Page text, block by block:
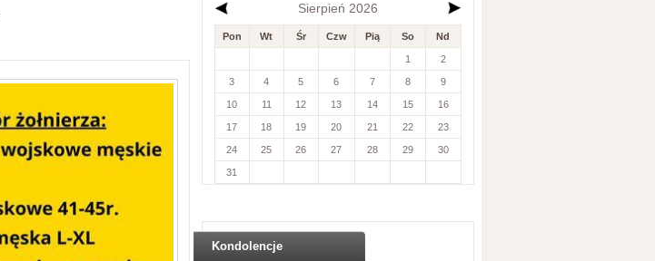
Sierpień 2026
Pon Wt Śr Czw Pią So Nd
1 2
3 4 5 6 7 8 9
10 11 12 13 14 15 16
17 18 19 20 21 22 23
24 25 26 27 28 29 30
31
Kondolencje